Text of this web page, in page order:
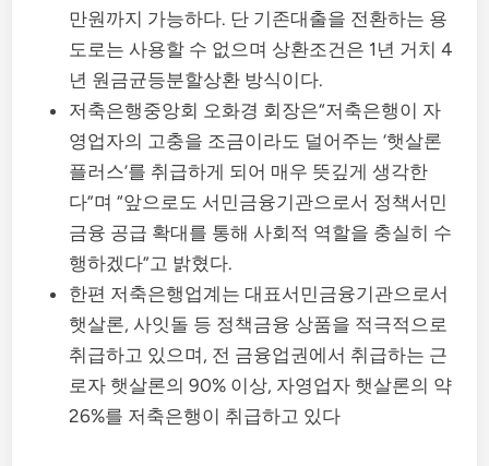
만원까지 가능하다. 단 기존대출을 전환하는 용
도로는 사용할 수 없으며 상환조건은 1년 거치 4
년 원금균등분할상환 방식이다.
저축은행중앙회 오화경 회장은“저축은행이 자
영업자의 고충을 조금이라도 덜어주는 ‘햇살론
플러스’를 취급하게 되어 매우 뜻깊게 생각한
다”며 “앞으로도 서민금융기관으로서 정책서민
금융 공급 확대를 통해 사회적 역할을 충실히 수
행하겠다”고 밝혔다.
한편 저축은행업계는 대표서민금융기관으로서
햇살론, 사잇돌 등 정책금융 상품을 적극적으로
취급하고 있으며, 전 금융업권에서 취급하는 근
로자 햇살론의 90% 이상, 자영업자 햇살론의 약
26%를 저축은행이 취급하고 있다